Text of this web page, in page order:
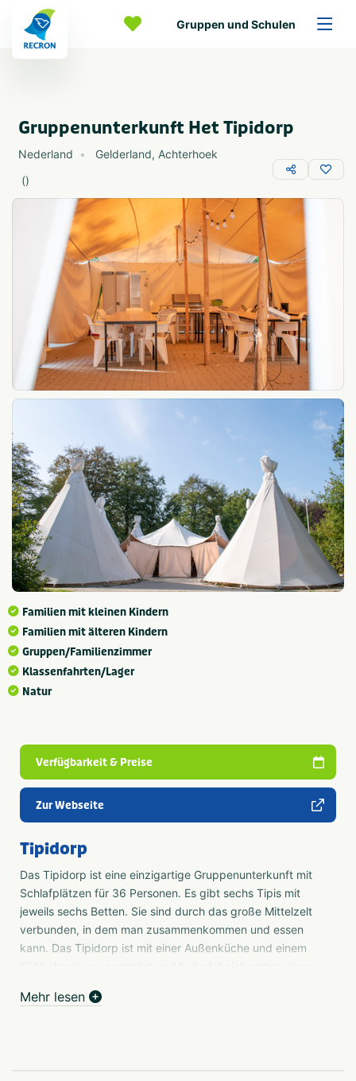
Gruppen und Schulen
Gruppenunterkunft Het Tipidorp
Nederland Gelderland, Achterhoek
()
Familien mit kleinen Kindern
Familien mit älteren Kindern
Gruppen/Familienzimmer
Klassenfahrten/Lager
Natur
Verfügbarkeit & Preise
Zur Webseite
Tipidorp
Das Tipidorp ist eine einzigartige Gruppenunterkunft mit
Schlafplätzen für 36 Personen. Es gibt sechs Tipis mit
jeweils sechs Betten. Sie sind durch das große Mittelzelt
verbunden, in dem man zusammenkommen und essen
kann. Das Tipidorp ist mit einer Außenküche und einem
Mehr lesen